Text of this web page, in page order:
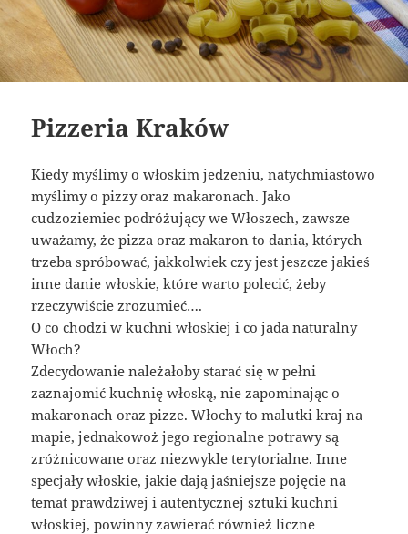
Pizzeria Kraków
Kiedy myślimy o włoskim jedzeniu, natychmiastowo
myślimy o pizzy oraz makaronach. Jako
cudzoziemiec podróżujący we Włoszech, zawsze
uważamy, że pizza oraz makaron to dania, których
trzeba spróbować, jakkolwiek czy jest jeszcze jakieś
inne danie włoskie, które warto polecić, żeby
rzeczywiście zrozumieć….
O co chodzi w kuchni włoskiej i co jada naturalny
Włoch?
Zdecydowanie należałoby starać się w pełni
zaznajomić kuchnię włoską, nie zapominając o
makaronach oraz pizze. Włochy to malutki kraj na
mapie, jednakowoż jego regionalne potrawy są
zróżnicowane oraz niezwykle terytorialne. Inne
specjały włoskie, jakie dają jaśniejsze pojęcie na
temat prawdziwej i autentycznej sztuki kuchni
włoskiej, powinny zawierać również liczne